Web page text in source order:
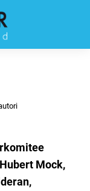
Mock,